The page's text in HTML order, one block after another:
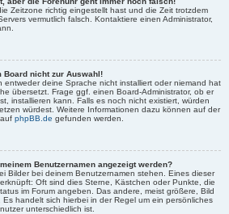
Zeitzone richtig eingestellt hast und die Zeit trotzdem
vermutlich falsch. Kontaktiere einen Administrator,
Board nicht zur Auswahl!
entweder deine Sprache nicht installiert oder niemand hat
übersetzt. Frage ggf. einen Board-Administrator, ob er
installieren kann. Falls es noch nicht existiert, würden
würdest. Weitere Informationen dazu können auf der
phpBB.de gefunden werden.
Benutzernamen angezeigt werden?
Bilder bei deinem Benutzernamen stehen. Eines dieser
Oft sind dies Sterne, Kästchen oder Punkte, die
im Forum angeben. Das andere, meist größere, Bild
Es handelt sich hierbei in der Regel um ein persönliches
unterschiedlich ist.